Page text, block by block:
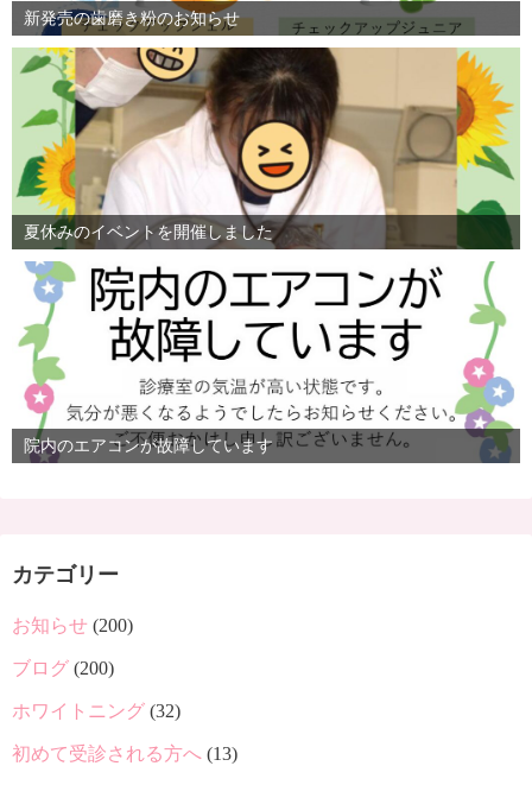
新発売の歯磨き粉のお知らせ
夏休みのイベントを開催しました
院内のエアコンが故障しています
カテゴリー
お知らせ (200)
ブログ (200)
ホワイトニング (32)
初めて受診される方へ (13)